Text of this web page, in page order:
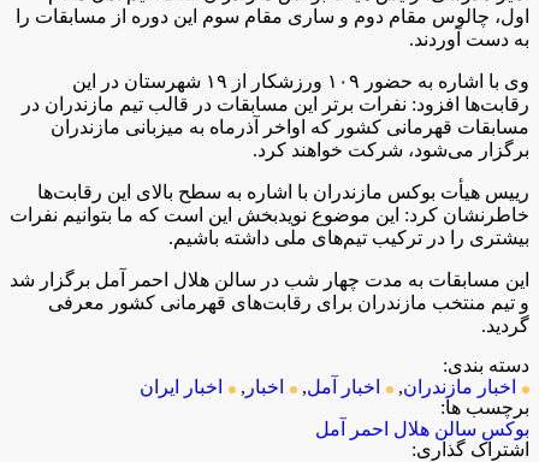
اول، چالوس مقام دوم و ساری مقام سوم این دوره از مسابقات را
به دست آوردند.
وی با اشاره به حضور ۱۰۹ ورزشکار از ۱۹ شهرستان در این
رقابت‌ها افزود: نفرات برتر این مسابقات در قالب تیم مازندران در
مسابقات قهرمانی کشور که اواخر آذرماه به میزبانی مازندران
برگزار می‌شود، شرکت خواهند کرد.
رییس هیأت بوکس مازندران با اشاره به سطح بالای این رقابت‌ها
خاطرنشان کرد: این موضوع نویدبخش این است که ما بتوانیم نفرات
بیشتری را در ترکیب تیم‌های ملی داشته باشیم.
این مسابقات به مدت چهار شب در سالن هلال احمر آمل برگزار شد
و تیم منتخب مازندران برای رقابت‌های قهرمانی کشور معرفی
گردید.
دسته بندی:
اخبار مازندران, اخبار آمل, اخبار ,
اخبار ایران
برچسب ها:
بوکس سالن هلال احمر آمل
اشتراک گذاری: